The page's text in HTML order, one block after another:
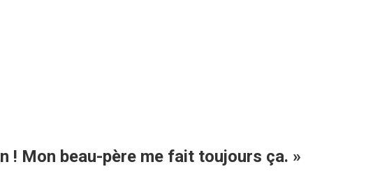
! Mon beau-père me fait toujours ça. »